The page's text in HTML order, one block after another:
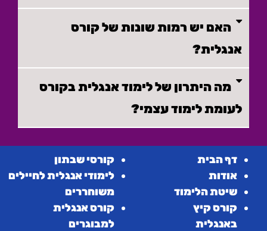
האם יש רמות שונות של קורס
אנגלית?
מה היתרון של לימוד אנגלית בקורס
לעומת לימוד עצמי?
דף הבית
אודות
שיטת הלימוד
קורס קיץ
באנגלית
קורסי שבתון
לימודי אנגלית לחיילים
משוחררים
קורס אנגלית
למבוגרים